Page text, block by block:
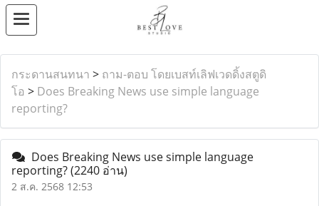
กระดานสนทนา > ถาม-ตอบ โดยเบสท์เลิฟเวดดิ้งสตูดิ
โอ > Does Breaking News use simple language
reporting?
Does Breaking News use simple language
reporting?(2240 อ่าน)
2 ส.ค. 2568 12:53